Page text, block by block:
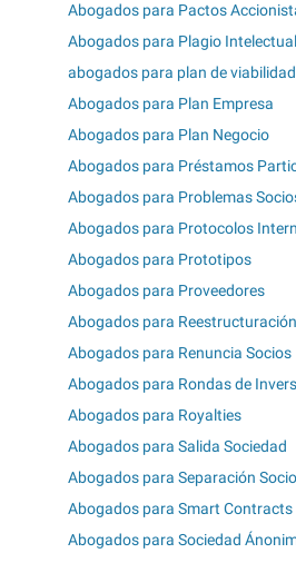
Abogados para Pactos
Abogados para Plagio Intelectual
abogados para plan de viabilidad
Abogados para Plan Empresa
Abogados para Plan Negocio
Abogados para Préstamos
Abogados para Problemas
Abogados para Protocolos
Abogados para Prototipos
Abogados para Proveedores
Abogados para
Abogados para Renuncia Socios
Abogados para Rondas de
Abogados para Royalties
Abogados para Salida Sociedad
Abogados para Separación
Abogados para Smart Contracts
Abogados para Sociedad